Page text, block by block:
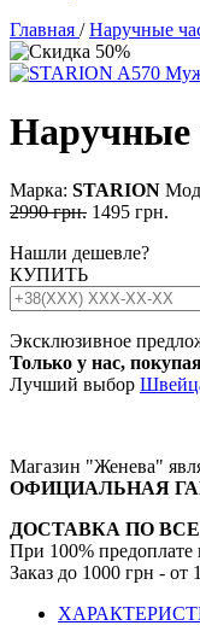
Главная /Наручные
Наручные
Марка: STARION
2990 грн. 1495 грн.
Нашли дешевле?
КУПИТЬ
Эксклюзивное
Только у нас,
Лучший выбор
Магазин "Женева"
ОФИЦИАЛЬНАЯ
ДОСТАВКА ПО
При 100% предоплате
Заказ до 1000 грн - от